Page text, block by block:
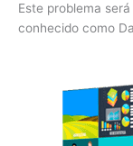
Este problema
conhecido como